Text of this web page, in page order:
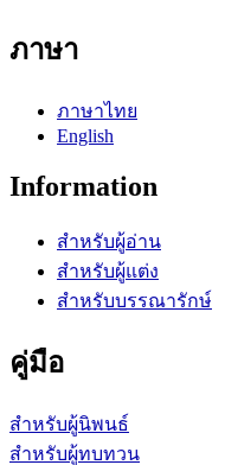
ภาษา
ภาษาไทย
English
Information
สำหรับผู้อ่าน
สำหรับผู้แต่ง
สำหรับบรรณารักษ์
คู่มือ
สำหรับผู้นิพนธ์
สำหรับผู้ทบทวน